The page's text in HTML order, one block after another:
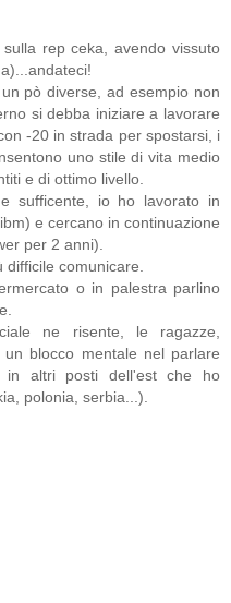
rep ceka, avendo vissuto
pò diverse, ad esempio non
si debba iniziare a lavorare
-20 in strada per spostarsi, i
uno stile di vita medio
e di ottimo livello.
sufficente, io ho lavorato in
e cercano in continuazione
per 2 anni).
comunicare.
o in palestra parlino
ne risente, le ragazze,
blocco mentale nel parlare
altri posti dell'est che ho
polonia, serbia...).